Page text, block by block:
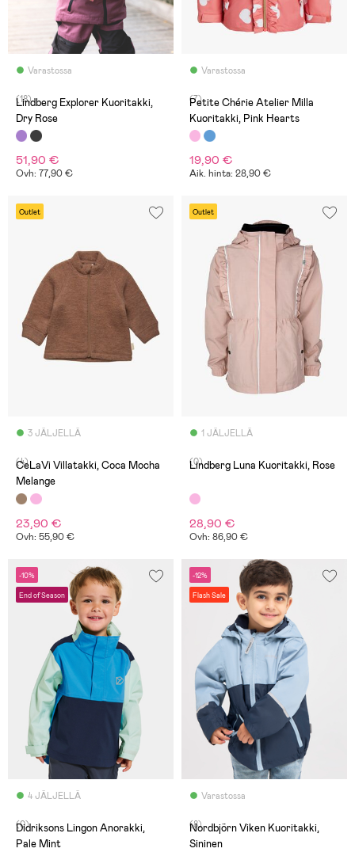
Varastossa
(18)
Lindberg Explorer Kuoritakki,
Dry Rose
51,90 €
Ovh: 77,90 €
Varastossa
(7)
Petite Chérie Atelier Milla
Kuoritakki, Pink Hearts
19,90 €
Aik. hinta: 28,90 €
Outlet
3 JÄLJELLÄ
(4)
CeLaVi Villatakki, Coca Mocha
Melange
23,90 €
Ovh: 55,90 €
Outlet
1 JÄLJELLÄ
(0)
Lindberg Luna Kuoritakki, Rose
28,90 €
Ovh: 86,90 €
-10%
End of Season
4 JÄLJELLÄ
(0)
Didriksons Lingon Anorakki,
Pale Mint
-12%
Flash Sale
Varastossa
(8)
Nordbjörn Viken Kuoritakki,
Sininen